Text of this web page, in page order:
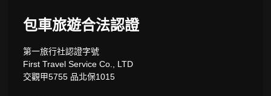
包車旅遊合法認證
第一旅行社認證字號
First Travel Service Co., LTD
交觀甲5755 品北保1015